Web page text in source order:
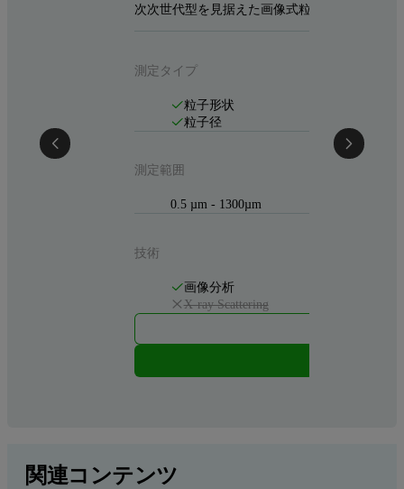
次次世代型を見据えた画像式粒度分布測定装
測定タイプ
粒子形状
粒子径
測定範囲
0.5 µm - 1300µm
技術
画像分析
X-ray Scattering
関連コンテンツ